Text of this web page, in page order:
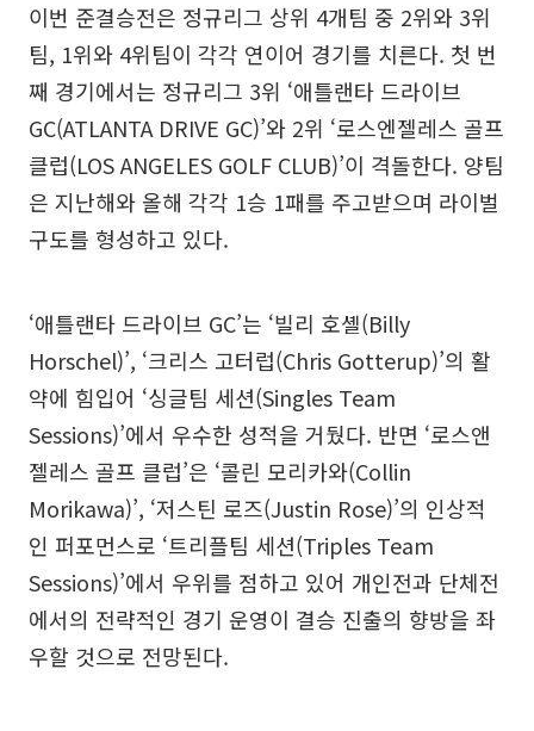
이번 준결승전은 정규리그 상위 4개팀 중 2위와 3위
팀, 1위와 4위팀이 각각 연이어 경기를 치른다. 첫 번
째 경기에서는 정규리그 3위 ‘애틀랜타 드라이브
GC(ATLANTA DRIVE GC)’와 2위 ‘로스엔젤레스 골프
클럽(LOS ANGELES GOLF CLUB)’이 격돌한다. 양팀
은 지난해와 올해 각각 1승 1패를 주고받으며 라이벌
구도를 형성하고 있다.
‘애틀랜타 드라이브 GC’는 ‘빌리 호셸(Billy
Horschel)’, ‘크리스 고터럽(Chris Gotterup)’의 활
약에 힘입어 ‘싱글팀 세션(Singles Team
Sessions)’에서 우수한 성적을 거뒀다. 반면 ‘로스앤
젤레스 골프 클럽’은 ‘콜린 모리카와(Collin
Morikawa)’, ‘저스틴 로즈(Justin Rose)’의 인상적
인 퍼포먼스로 ‘트리플팀 세션(Triples Team
Sessions)’에서 우위를 점하고 있어 개인전과 단체전
에서의 전략적인 경기 운영이 결승 진출의 향방을 좌
우할 것으로 전망된다.